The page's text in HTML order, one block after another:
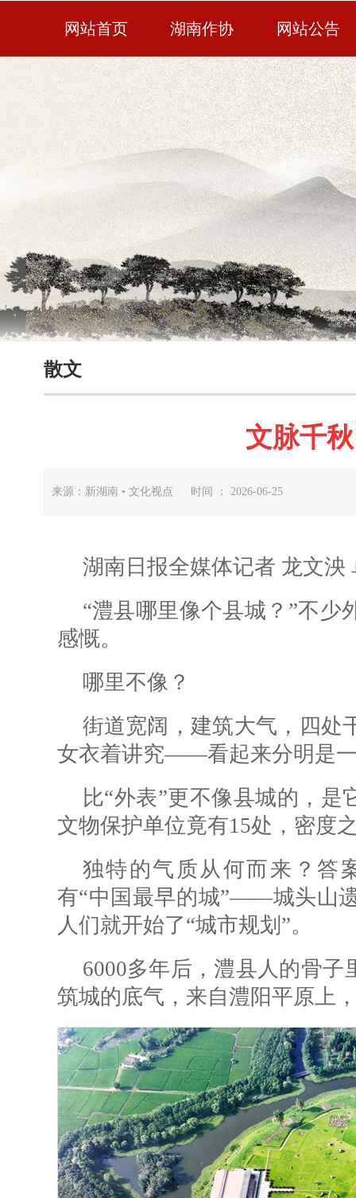
网站首页 湖南作协 网站公告
散文
文脉千
来源：新湖南 • 文化视点 时间 ： 2026-06-25
湖南日报全媒体记者 龙文泱
“澧县哪里像个县城？”不少
感慨。
哪里不像？
街道宽阔，建筑大气，四处
女衣着讲究——看起来分明是
比“外表”更不像县城的，是
文物保护单位竟有15处，密度
独特的气质从何而来？答
有“中国最早的城”——城头山
人们就开始了“城市规划”。
6000多年后，澧县人的骨子
筑城的底气，来自澧阳平原上